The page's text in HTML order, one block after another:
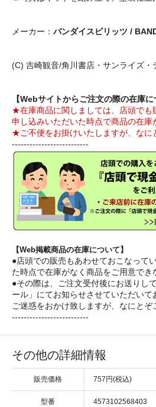
メーカー： バンダイスピリッツ /
(C) 吉崎観音/角川書店・サンライズ・
【Webサイトからご注文の際の在庫に
★在庫商品に関しましては、店頭でも
申し込みいただいた時点で商品の在庫
★ご不便をお掛けいたしますが、なに
--------------------------
【Web掲載商品の在庫について】
●店頭での販売もあわせておこなって
た時点で在庫がなく商品をご用意でき
●その際は、ご注文受付後にお送りし
ール」にてお知らせさせていただいて
ご迷惑をおかけ致しますが、なにとぞ
--------------------------
その他の詳細情報
販売価格 757円(税込)
型番 4573102568403